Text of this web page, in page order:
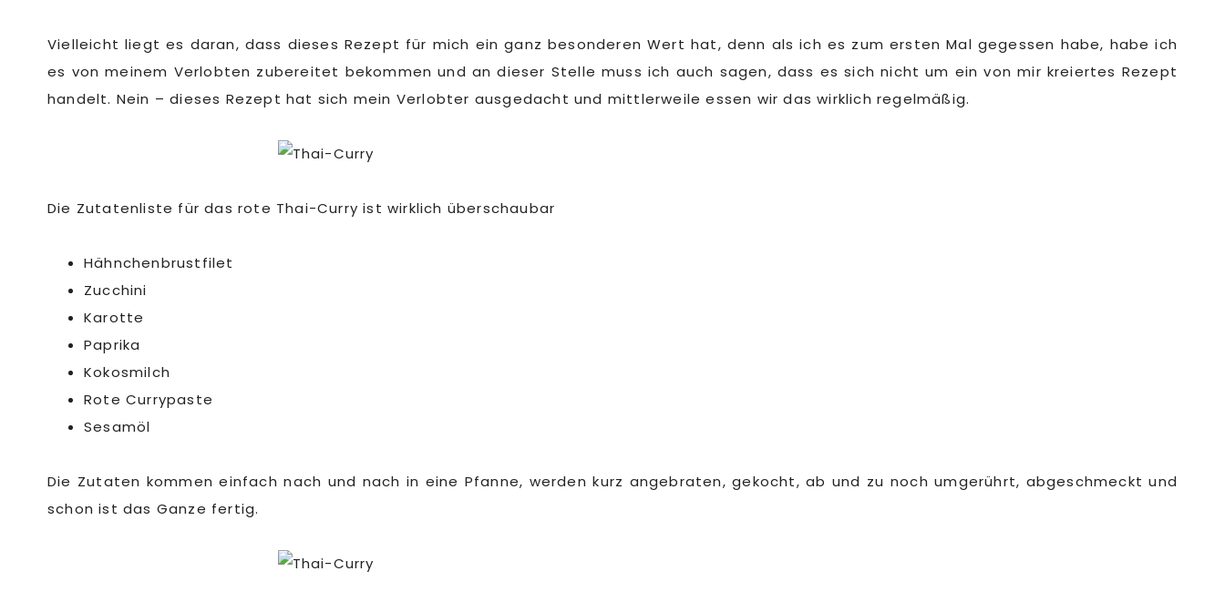
Vielleicht liegt es daran, dass dieses Rezept für mich ein ganz besonderen Wert hat, denn als ich es zum ersten Mal gegessen habe, habe ich
es von meinem Verlobten zubereitet bekommen und an dieser Stelle muss ich auch sagen, dass es sich nicht um ein von mir kreiertes Rezept
handelt. Nein – dieses Rezept hat sich mein Verlobter ausgedacht und mittlerweile essen wir das wirklich regelmäßig.
Die Zutatenliste für das rote Thai-Curry ist wirklich überschaubar
Hähnchenbrustfilet
Zucchini
Karotte
Paprika
Kokosmilch
Rote Currypaste
Sesamöl
Die Zutaten kommen einfach nach und nach in eine Pfanne, werden kurz angebraten, gekocht, ab und zu noch umgerührt, abgeschmeckt und
schon ist das Ganze fertig.